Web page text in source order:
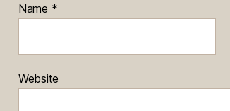
Name *
Website